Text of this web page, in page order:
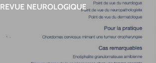
REVUE NEUROLOGIQUE